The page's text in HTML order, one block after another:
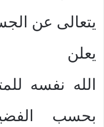
يتعالى عن
يعلن
الله نفسه
بحسب